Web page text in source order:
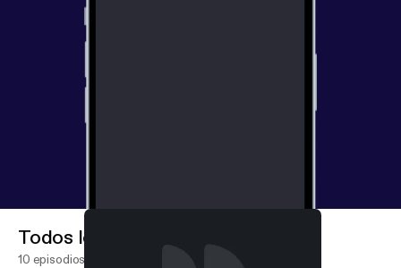
Todos los episodios
10 episodios